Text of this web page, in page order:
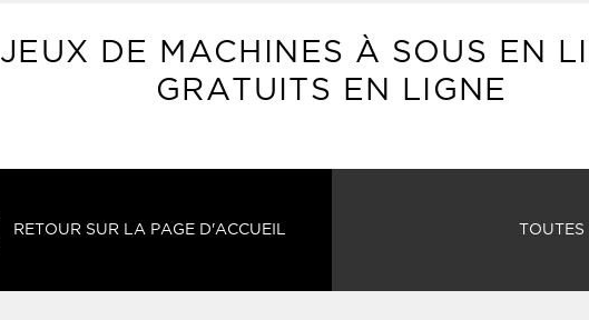
JEUX DE MACHINES À SOUS EN
GRATUITS EN LIGNE
RETOUR SUR LA PAGE D'ACCUEIL TOUTES